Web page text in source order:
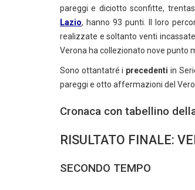
pareggi e diciottosconfitte,
Lazio, hanno 93 punti. Il loro
realizzate e soltanto venti
Verona ha collezionato nove punto
Sono ottantatré i precedenti in
pareggi e otto affermazioni del
Cronaca con tabellino
RISULTATO FINALE:
SECONDO TEMPO